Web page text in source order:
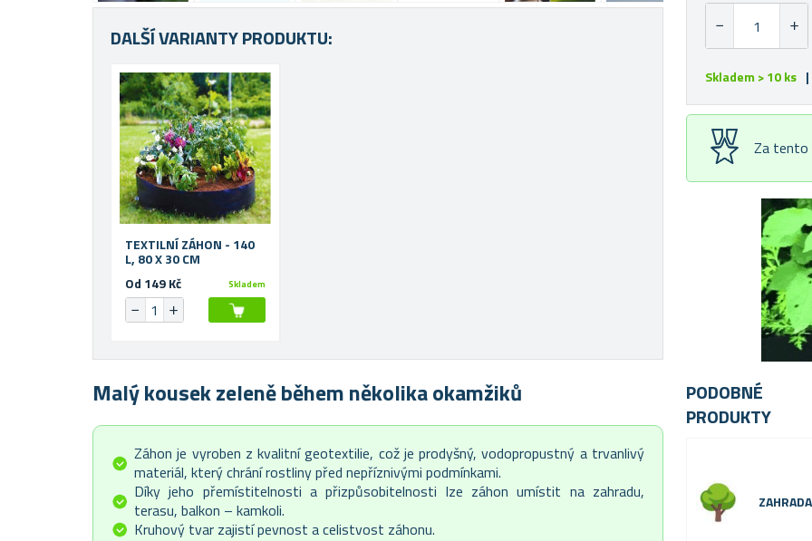
Skladem > 10 ks
Za tento
DALŠÍ VARIANTY PRODUKTU:
TEXTILNÍ ZÁHON - 140
L, 80 X 30 CM
Od 149 Kč
Skladem
Malý kousek zeleně během několika okamžiků
Záhon je vyroben z kvalitní geotextilie, což je prodyšný, vodopropustný a trvanlivý
materiál, který chrání rostliny před nepříznivými podmínkami.
Díky jeho přemístitelnosti a přizpůsobitelnosti lze záhon umístit na zahradu,
terasu, balkon⁠ –⁠ kamkoli.
Kruhový tvar zajistí pevnost a celistvost záhonu.
PODOBNÉ
PRODUKTY
ZAHRADA